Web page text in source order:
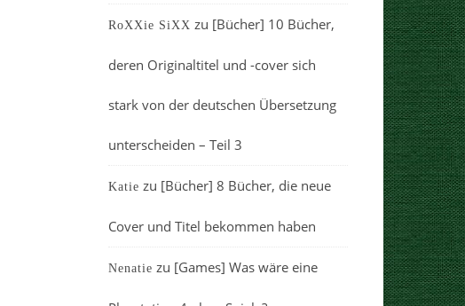
RoXXie SiXX zu [Bücher] 10 Bücher,
deren Originaltitel und -cover sich
stark von der deutschen Übersetzung
unterscheiden – Teil 3
Katie zu [Bücher] 8 Bücher, die neue
Cover und Titel bekommen haben
Nenatie zu [Games] Was wäre eine